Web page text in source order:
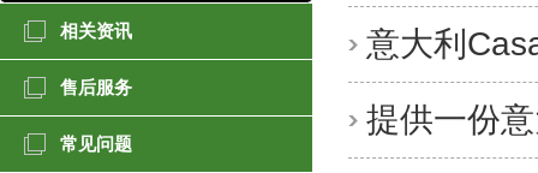
相关资讯
售后服务
常见问题
意大利
提供一份